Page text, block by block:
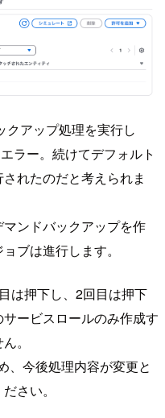
クアップ処理を実行し
ラー。続けてデフォルト
れたのだと考えられま
ンドバックアップを作
ブは進行します。
は押下し、2回目は押下
ービスロールのみ作成す
。
、今後処理内容が変更と
さい。